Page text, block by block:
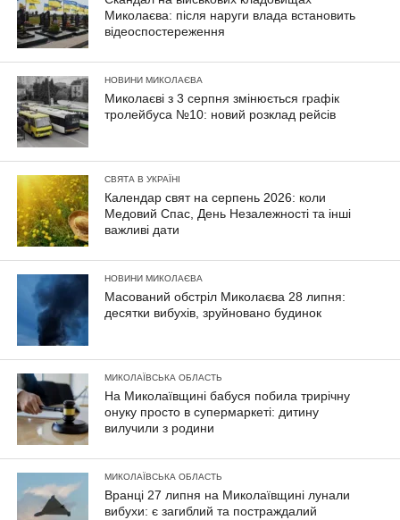
Миколаєва: після наруги влада встановить
відеоспостереження
НОВИНИ МИКОЛАЄВА
Миколаєві з 3 серпня змінюється графік
тролейбуса №10: новий розклад рейсів
СВЯТА В УКРАЇНІ
Календар свят на серпень 2026: коли
Медовий Спас, День Незалежності та інші
важливі дати
НОВИНИ МИКОЛАЄВА
Масований обстріл Миколаєва 28 липня:
десятки вибухів, зруйновано будинок
МИКОЛАЇВСЬКА ОБЛАСТЬ
На Миколаївщині бабуся побила трирічну
онуку просто в супермаркеті: дитину
вилучили з родини
МИКОЛАЇВСЬКА ОБЛАСТЬ
Вранці 27 липня на Миколаївщині лунали
вибухи: є загиблий та постраждалий